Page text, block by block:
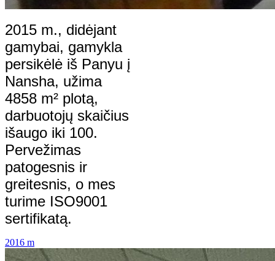
2015 m., didėjant
gamybai, gamykla
persikėlė iš Panyu į
Nansha, užima
4858 m² plotą,
darbuotojų skaičius
išaugo iki 100.
Pervežimas
patogesnis ir
greitesnis, o mes
turime ISO9001
sertifikatą.
2016 m